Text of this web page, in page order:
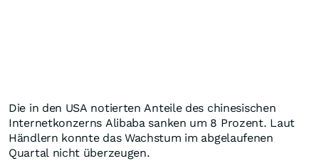
Die in den USA notierten Anteile des chinesischen
Internetkonzerns Alibaba sanken um 8 Prozent. Laut
Händlern konnte das Wachstum im abgelaufenen
Quartal nicht überzeugen.